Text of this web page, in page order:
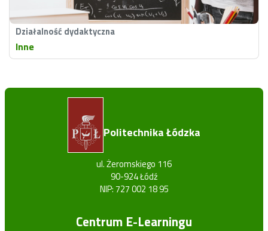
Działalność dydaktyczna
Inne
Politechnika Łódzka
ul. Żeromskiego 116
90-924 Łódź
NIP: 727 002 18 95
Centrum E-Learningu